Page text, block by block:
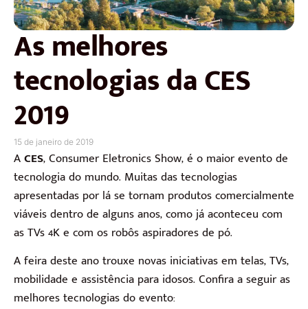
As melhores
tecnologias da CES
2019
15 de janeiro de 2019
ACES, Consumer Eletronics Show, é o maior evento de
tecnologia do mundo. Muitas das tecnologias
apresentadas por lá se tornam produtos comercialmente
viáveis dentro de alguns anos, como já aconteceu com
as TVs 4K e com os robôs aspiradores de pó.
A feira deste ano trouxe novas iniciativas em telas, TVs,
mobilidade e assistência para idosos. Confira a seguir as
melhores tecnologias do evento: